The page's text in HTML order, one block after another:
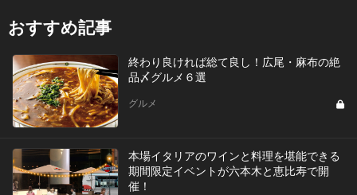
おすすめ記事
終わり良ければ総て良し！広尾・麻布の絶
品〆グルメ６選
グルメ
本場イタリアのワインと料理を堪能できる
期間限定イベントが六本木と恵比寿で開
催！